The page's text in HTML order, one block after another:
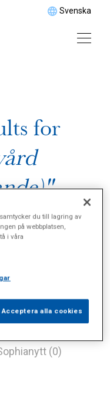
Svenska
for
Specialister (0)
(0)
du till lagring av
på webbplatsen,
i våra
Acceptera alla cookies